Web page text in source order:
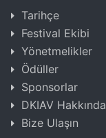
Tarihçe
Festival Ekibi
Yönetmelikler
Ödüller
Sponsorlar
DKIAV Hakkında
Bize Ulaşın